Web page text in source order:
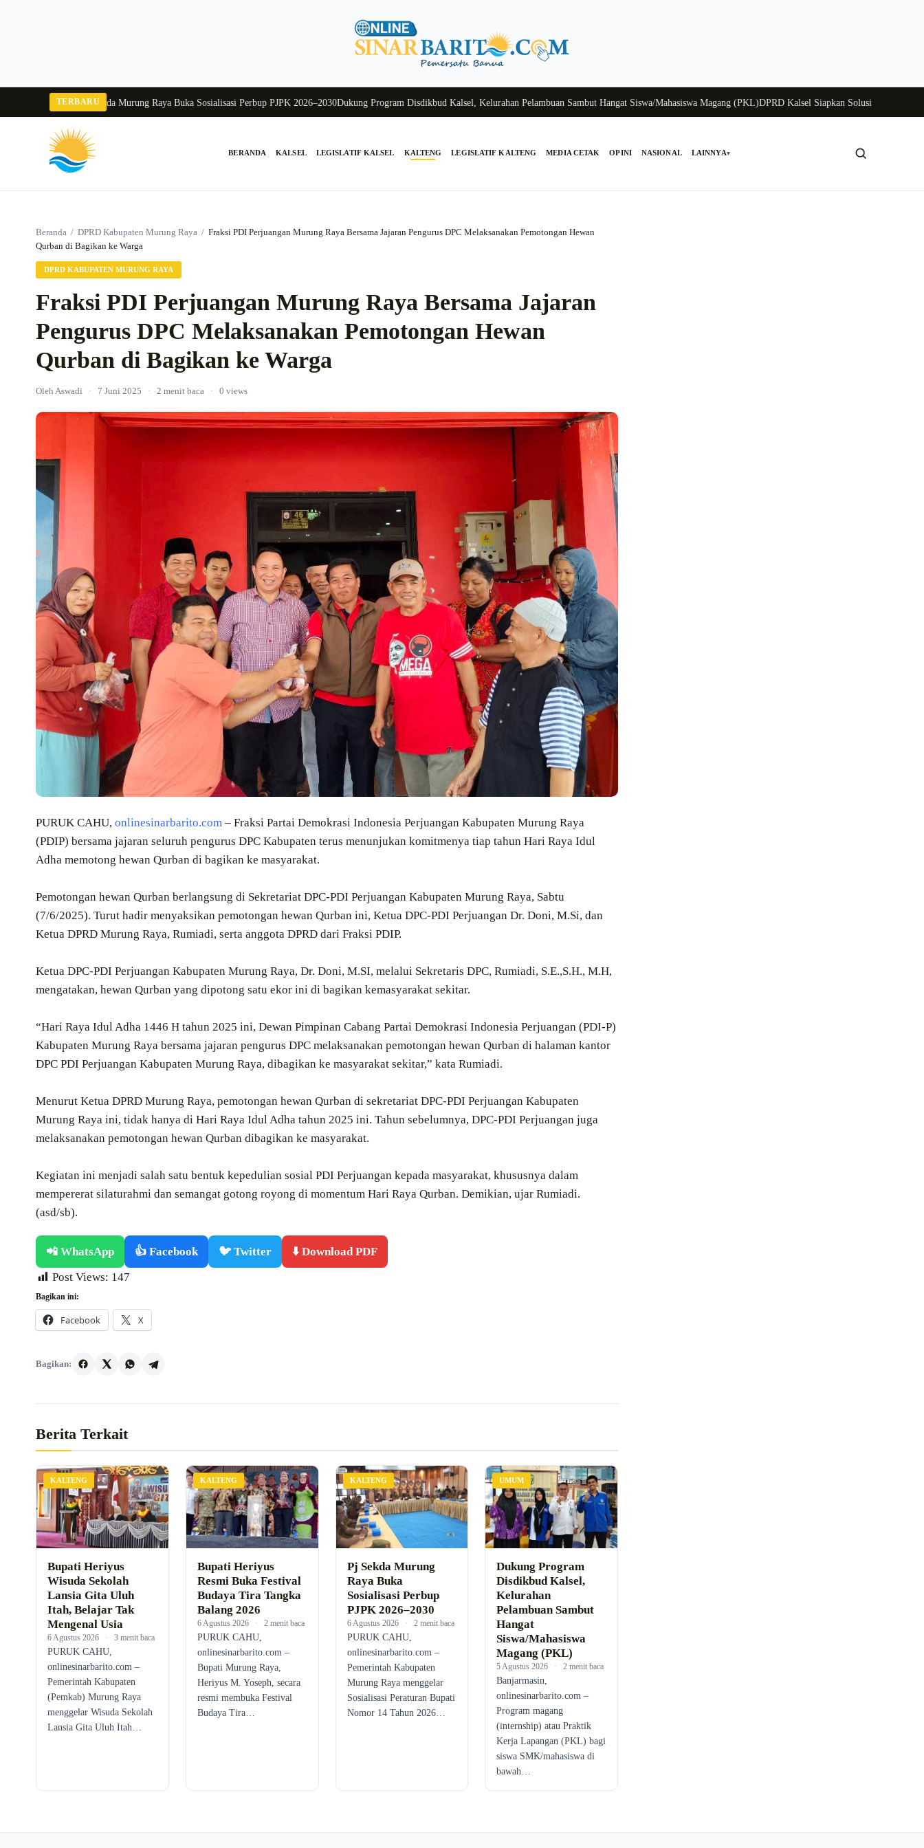
TERBARU
Balang 2026Pj Sekda Murung Raya Buka Sosialisasi Perbup PJPK 2026–2030Dukung Program Disdikbud Kalsel, Kelurahan Pelambuan Sambut Hangat Siswa/Mahasiswa Magang (PKL)DPRD Kalsel Siapkan Solusi Krisis
BERANDA KALSEL LEGISLATIF KALSEL KALTENG LEGISLATIF KALTENG MEDIA CETAK OPINI NASIONAL LAINNYA▾
Beranda / DPRD Kabupaten Murung Raya / Fraksi PDI Perjuangan Murung Raya Bersama Jajaran Pengurus DPC Melaksanakan Pemotongan Hewan
Qurban di Bagikan ke Warga
DPRD KABUPATEN MURUNG RAYA
Fraksi PDI Perjuangan Murung Raya Bersama Jajaran
Pengurus DPC Melaksanakan Pemotongan Hewan
Qurban di Bagikan ke Warga
Oleh Aswadi · 7 Juni 2025 · 2 menit baca · 0 views
PURUK CAHU, onlinesinarbarito.com – Fraksi Partai Demokrasi Indonesia Perjuangan Kabupaten Murung Raya
(PDIP) bersama jajaran seluruh pengurus DPC Kabupaten terus menunjukan komitmenya tiap tahun Hari Raya Idul
Adha memotong hewan Qurban di bagikan ke masyarakat.
Pemotongan hewan Qurban berlangsung di Sekretariat DPC-PDI Perjuangan Kabupaten Murung Raya, Sabtu
(7/6/2025). Turut hadir menyaksikan pemotongan hewan Qurban ini, Ketua DPC-PDI Perjuangan Dr. Doni, M.Si, dan
Ketua DPRD Murung Raya, Rumiadi, serta anggota DPRD dari Fraksi PDIP.
Ketua DPC-PDI Perjuangan Kabupaten Murung Raya, Dr. Doni, M.SI, melalui Sekretaris DPC, Rumiadi, S.E.,S.H., M.H,
mengatakan, hewan Qurban yang dipotong satu ekor ini di bagikan kemasyarakat sekitar.
“Hari Raya Idul Adha 1446 H tahun 2025 ini, Dewan Pimpinan Cabang Partai Demokrasi Indonesia Perjuangan (PDI-P)
Kabupaten Murung Raya bersama jajaran pengurus DPC melaksanakan pemotongan hewan Qurban di halaman kantor
DPC PDI Perjuangan Kabupaten Murung Raya, dibagikan ke masyarakat sekitar,” kata Rumiadi.
Menurut Ketua DPRD Murung Raya, pemotongan hewan Qurban di sekretariat DPC-PDI Perjuangan Kabupaten
Murung Raya ini, tidak hanya di Hari Raya Idul Adha tahun 2025 ini. Tahun sebelumnya, DPC-PDI Perjuangan juga
melaksanakan pemotongan hewan Qurban dibagikan ke masyarakat.
Kegiatan ini menjadi salah satu bentuk kepedulian sosial PDI Perjuangan kepada masyarakat, khususnya dalam
mempererat silaturahmi dan semangat gotong royong di momentum Hari Raya Qurban. Demikian, ujar Rumiadi.
(asd/sb).
📲 WhatsApp 👍 Facebook 🐦 Twitter
⬇️ Download PDF
Post Views: 147
Bagikan ini:
Facebook X
Bagikan:
Berita Terkait
KALTENG
Bupati Heriyus
Wisuda Sekolah
Lansia Gita Uluh
Itah, Belajar Tak
Mengenal Usia
6 Agustus 2026 · 3 menit baca
PURUK CAHU,
onlinesinarbarito.com –
Pemerintah Kabupaten
(Pemkab) Murung Raya
menggelar Wisuda Sekolah
Lansia Gita Uluh Itah…
KALTENG
Bupati Heriyus
Resmi Buka Festival
Budaya Tira Tangka
Balang 2026
6 Agustus 2026 · 2 menit baca
PURUK CAHU,
onlinesinarbarito.com –
Bupati Murung Raya,
Heriyus M. Yoseph, secara
resmi membuka Festival
Budaya Tira…
KALTENG
Pj Sekda Murung
Raya Buka
Sosialisasi Perbup
PJPK 2026–2030
6 Agustus 2026 · 2 menit baca
PURUK CAHU,
onlinesinarbarito.com –
Pemerintah Kabupaten
Murung Raya menggelar
Sosialisasi Peraturan Bupati
Nomor 14 Tahun 2026…
UMUM
Dukung Program
Disdikbud Kalsel,
Kelurahan
Pelambuan Sambut
Hangat
Siswa/Mahasiswa
Magang (PKL)
5 Agustus 2026 · 2 menit baca
Banjarmasin,
onlinesinarbarito.com –
Program magang
(internship) atau Praktik
Kerja Lapangan (PKL) bagi
siswa SMK/mahasiswa di
bawah…